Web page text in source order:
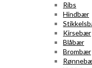
Ribs
Hindbær
Kirsebær
Blåbær
Brombær